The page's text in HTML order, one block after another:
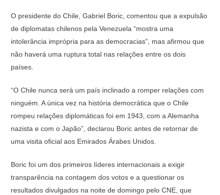
O presidente do Chile, Gabriel Boric, comentou que a expulsão
de diplomatas chilenos pela Venezuela “mostra uma
intolerância imprópria para as democracias”, mas afirmou que
não haverá uma ruptura total nas relações entre os dois
países.
“O Chile nunca será um país inclinado a romper relações com
ninguém. A única vez na história democrática que o Chile
rompeu relações diplomáticas foi em 1943, com a Alemanha
nazista e com o Japão”, declarou Boric antes de retornar de
uma visita oficial aos Emirados Árabes Unidos.
Boric foi um dos primeiros líderes internacionais a exigir
transparência na contagem dos votos e a questionar os
resultados divulgados na noite de domingo pelo CNE, que